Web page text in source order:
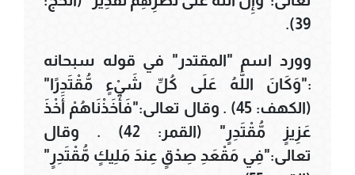
39).
وورد اسم "المقتدر" في قوله سبحانه
:"وَكَانَ اللَّهُ عَلَى كُلِّ شَيْءٍ مُّقْتَدِرًا"
(الكهف: 45) . وقال تعالى:"فَأَخَذْنَاهُمْ أَخْذَ
عَزِيزٍ مُّقْتَدِرٍ" (القمر: 42) . وقال
تعالى:"فِي مَقْعَدِ صِدْقٍ عِندَ مَلِيكٍ مُّقْتَدِرٍ"